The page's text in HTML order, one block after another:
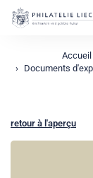
Accueil
Documents
retour à l'aperçu